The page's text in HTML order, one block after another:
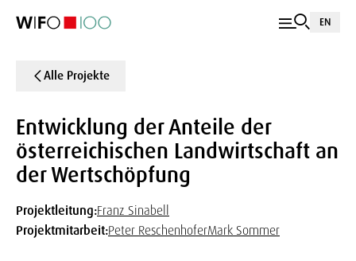
EN
Alle Projekte
Entwicklung der Anteile der
österreichischen Landwirtschaft an
der Wertschöpfung
Projektleitung:Franz Sinabell
Projektmitarbeit:Peter ReschenhoferMark Sommer